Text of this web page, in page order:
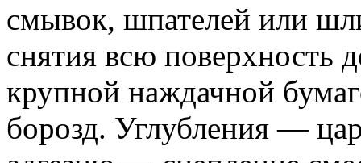
смывок, шпателей или
снятия всю поверхность
крупной наждачной
борозд. Углубления —